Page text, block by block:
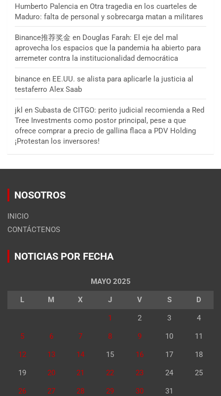
Humberto Palencia en Otra tragedia en los cuarteles de
Maduro: falta de personal y sobrecarga matan a militares
Binance推荐奖金 en Douglas Farah: El eje del mal
aprovecha los espacios que la pandemia ha abierto para
arremeter contra la institucionalidad democrática
binance en EE.UU. se alista para aplicarle la justicia al
testaferro Alex Saab
jkl en Subasta de CITGO: perito judicial recomienda a Red
Tree Investments como postor principal, pese a que
ofrece comprar a precio de gallina flaca a PDV Holding
¡Protestan los inversores!
NOSOTROS
INICIO
CONTÁCTENOS
NOTICIAS POR FECHA
MAYO 2025
L M X J V S D
1 2 3 4
5 6 7 8 9 10 11
12 13 14 15 16 17 18
19 20 21 22 23 24 25
26 27 28 29 30 31